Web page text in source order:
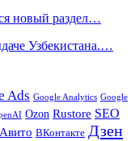
новый раздел…
Узбекистана.…
Ads Google Analytics Google
Ozon Rustore SEO
Авито ВКонтакте Дзен